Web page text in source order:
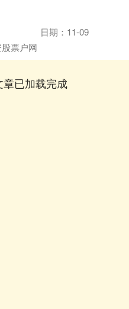
日期：11-09
票户网
已加载完成